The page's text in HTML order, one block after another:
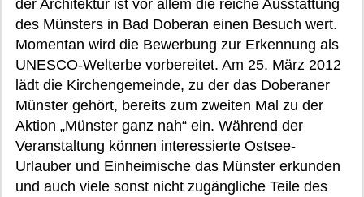
der Architektur ist vor allem die reiche Ausstattung
des Münsters in Bad Doberan einen Besuch wert.
Momentan wird die Bewerbung zur Erkennung als
UNESCO-Welterbe vorbereitet. Am 25. März 2012
lädt die Kirchengemeinde, zu der das Doberaner
Münster gehört, bereits zum zweiten Mal zu der
Aktion „Münster ganz nah“ ein. Während der
Veranstaltung können interessierte Ostsee-
Urlauber und Einheimische das Münster erkunden
und auch viele sonst nicht zugängliche Teile des